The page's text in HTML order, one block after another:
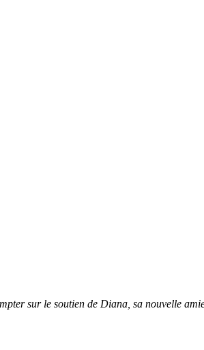
sur le soutien de Diana, sa nouvelle